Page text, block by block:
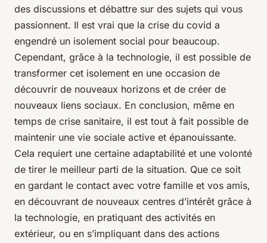
des discussions et débattre sur des sujets qui vous
passionnent. Il est vrai que la crise du covid a
engendré un isolement social pour beaucoup.
Cependant, grâce à la technologie, il est possible de
transformer cet isolement en une occasion de
découvrir de nouveaux horizons et de créer de
nouveaux liens sociaux. En conclusion, même en
temps de crise sanitaire, il est tout à fait possible de
maintenir une vie sociale active et épanouissante.
Cela requiert une certaine adaptabilité et une volonté
de tirer le meilleur parti de la situation. Que ce soit
en gardant le contact avec votre famille et vos amis,
en découvrant de nouveaux centres d’intérêt grâce à
la technologie, en pratiquant des activités en
extérieur, ou en s’impliquant dans des actions